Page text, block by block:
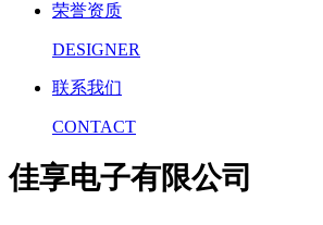
荣誉资质
DESIGNER
联系我们
CONTACT
佳享电子有限公司